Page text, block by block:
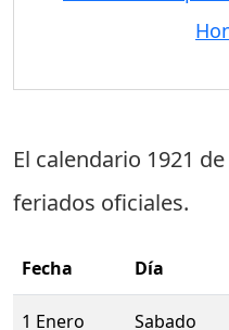
El calendario 1921
feriados oficiales.
Fecha Día
1 Enero Sabado